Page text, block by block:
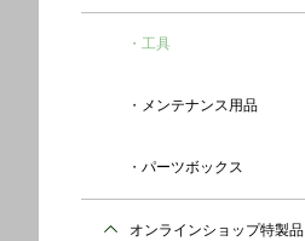
工具
メンテナンス用品
パーツボックス
オンラインショップ特製品